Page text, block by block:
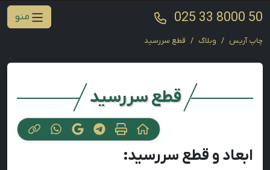
025 33 8000 50 منو
چاپ آریس وبلاگ قطع سررسید
قطع سررسید
ابعاد و قطع سررسید: